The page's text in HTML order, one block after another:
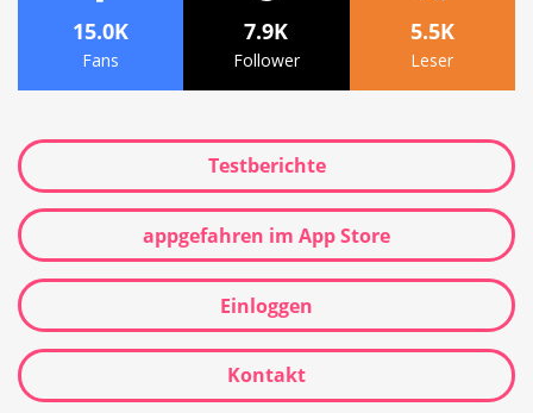
15.0K
Fans
7.9K
Follower
5.5K
Leser
Testberichte
appgefahren im App Store
Einloggen
Kontakt